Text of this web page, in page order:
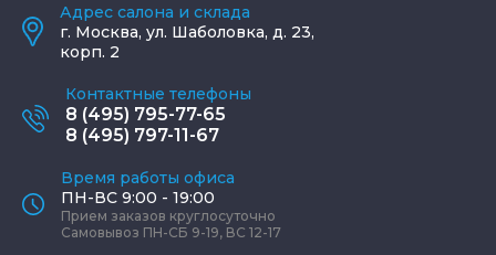
Адрес салона и склада
г. Москва, ул. Шаболовка, д. 23,
корп. 2
Контактные телефоны
8 (495) 795-77-65
8 (495) 797-11-67
Время работы офиса
ПН-ВС 9:00 - 19:00
Прием заказов круглосуточно
Самовывоз ПН-СБ 9-19, ВС 12-17